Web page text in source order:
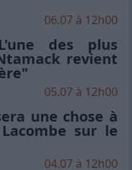
06.07 à 12h00
des plus
revient
05.07 à 12h00
une chose à
sur le
04.07 à 12h00